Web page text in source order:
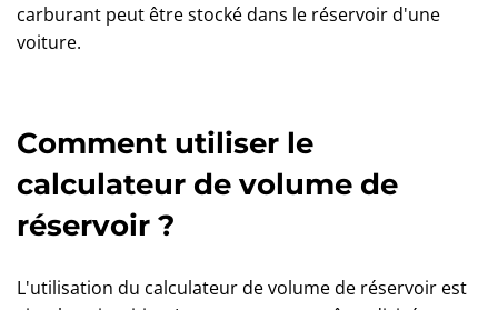
carburant peut être stocké dans le réservoir d'une
voiture.
Comment utiliser le
calculateur de volume de
réservoir ?
L'utilisation du calculateur de volume de réservoir est